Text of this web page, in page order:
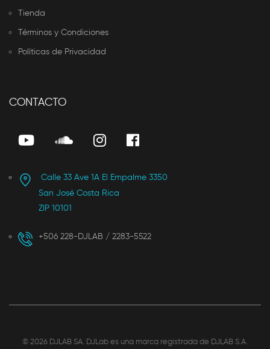
Tienda
Términos y Condiciones
Políticas de Privacidad
CONTACTO
Calle 33 Ave 1A El Empalme 3350
San José Costa Rica
ZIP 10101
+506 228-DJLAB / 2283-5522
© 2026 DJLAB SA. DJLab es una marca registrada de DJLAB S.A.